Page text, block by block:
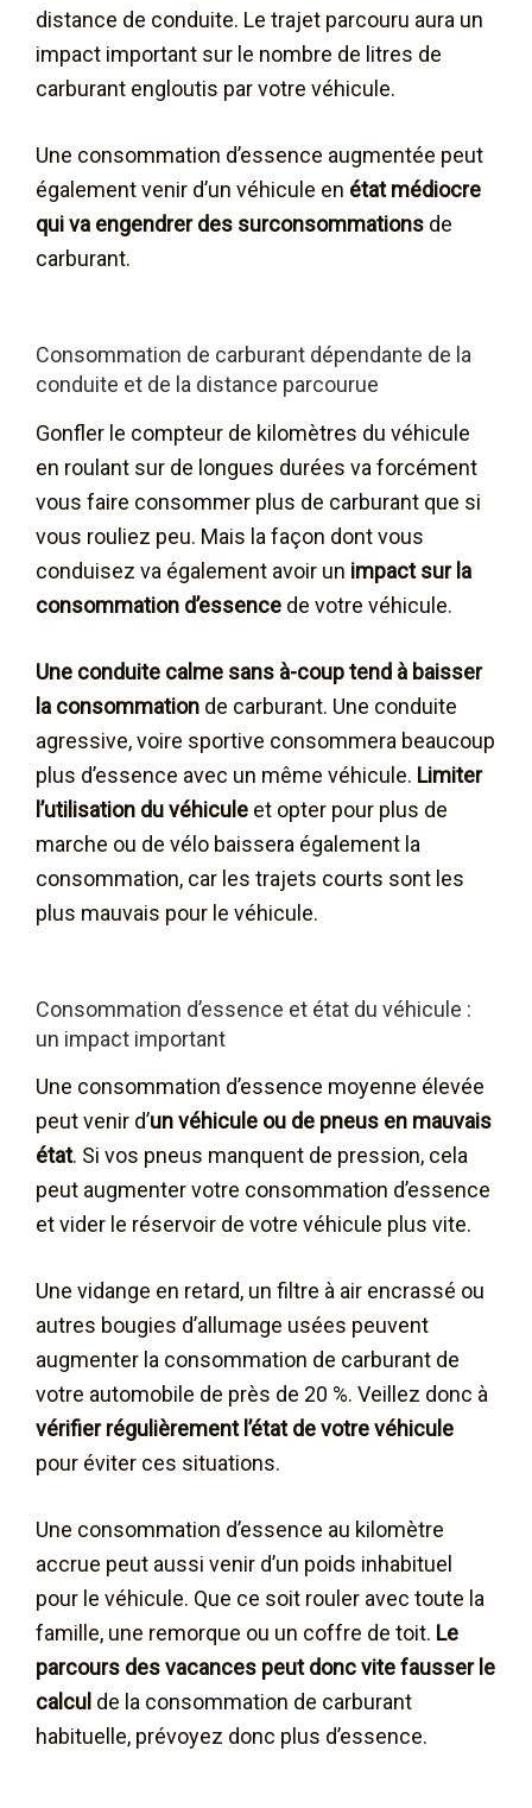
distance de conduite. Le trajet parcouru aura un
impact important sur le nombre de litres de
carburant engloutis par votre véhicule.
Une consommation d’essence augmentée peut
également venir d’un véhicule en état médiocre
qui va engendrer des surconsommations de
carburant.
Consommation de carburant dépendante de la
conduite et de la distance parcourue
Gonfler le compteur de kilomètres du véhicule
en roulant sur de longues durées va forcément
vous faire consommer plus de carburant que si
vous rouliez peu. Mais la façon dont vous
conduisez va également avoir un impact sur la
consommation d’essence de votre véhicule.
Une conduite calme sans à-coup tend à baisser
la consommation de carburant. Une conduite
agressive, voire sportive consommera beaucoup
plus d’essence avec un même véhicule. Limiter
l’utilisation du véhicule et opter pour plus de
marche ou de vélo baissera également la
consommation, car les trajets courts sont les
plus mauvais pour le véhicule.
Consommation d’essence et état du véhicule :
un impact important
Une consommation d’essence moyenne élevée
peut venir d’un véhicule ou de pneus en mauvais
état. Si vos pneus manquent de pression, cela
peut augmenter votre consommation d’essence
et vider le réservoir de votre véhicule plus vite.
Une vidange en retard, un filtre à air encrassé ou
autres bougies d’allumage usées peuvent
augmenter la consommation de carburant de
votre automobile de près de 20 %. Veillez donc à
vérifier régulièrement l’état de votre véhicule
pour éviter ces situations.
Une consommation d’essence au kilomètre
accrue peut aussi venir d’un poids inhabituel
pour le véhicule. Que ce soit rouler avec toute la
famille, une remorque ou un coffre de toit. Le
parcours des vacances peut donc vite fausser le
calcul de la consommation de carburant
habituelle, prévoyez donc plus d’essence.